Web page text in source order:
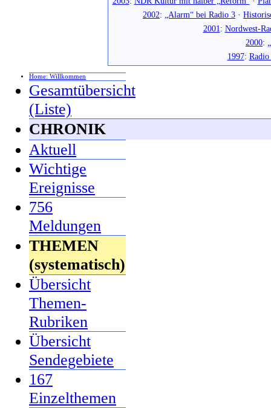
2002: „Alarm“ bei Radio 3 ·
2001: Nordwest-
2000:
1997:
Home: Willkommen
Gesamtübersicht
(Liste)
CHRONIK
Aktuell
Wichtige
Ereignisse
756
Meldungen
THEMEN
(systematisch)
Übersicht
Themen-
Rubriken
Übersicht
Sendegebiete
167
Einzelthemen